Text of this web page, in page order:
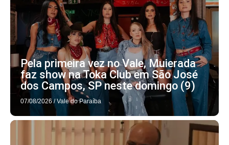
Pela primeira vez no Vale, Muierada
faz show na Toka Club em São José
dos Campos, SP neste domingo (9)
07/08/2026 / Vale do Paraíba